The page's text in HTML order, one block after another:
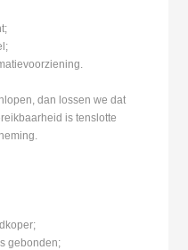
dan lossen we dat
is tenslotte
gebonden;